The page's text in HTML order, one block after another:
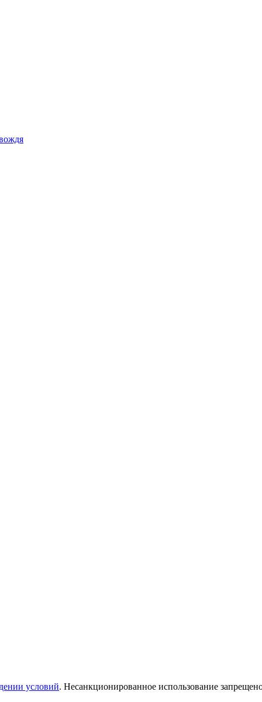
условий. Несанкционированное использование